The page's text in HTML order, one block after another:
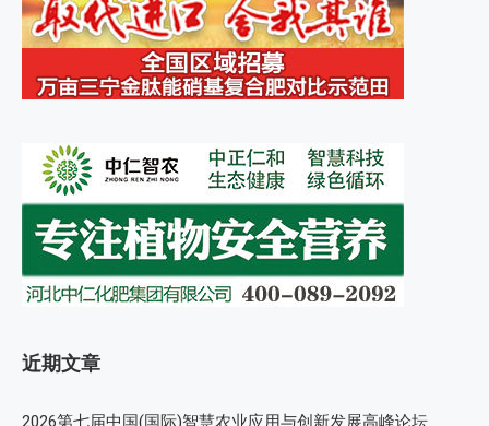
近期文章
2026第七届中国(国际)智慧农业应用与创新发展高峰论坛